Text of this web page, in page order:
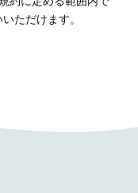
ただけます。